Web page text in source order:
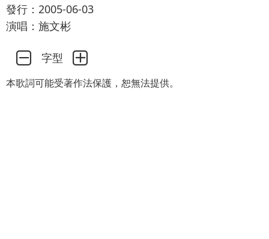
發行：2005-06-03
演唱：施文彬
字型
本歌詞可能受著作法保護，恕無法提供。